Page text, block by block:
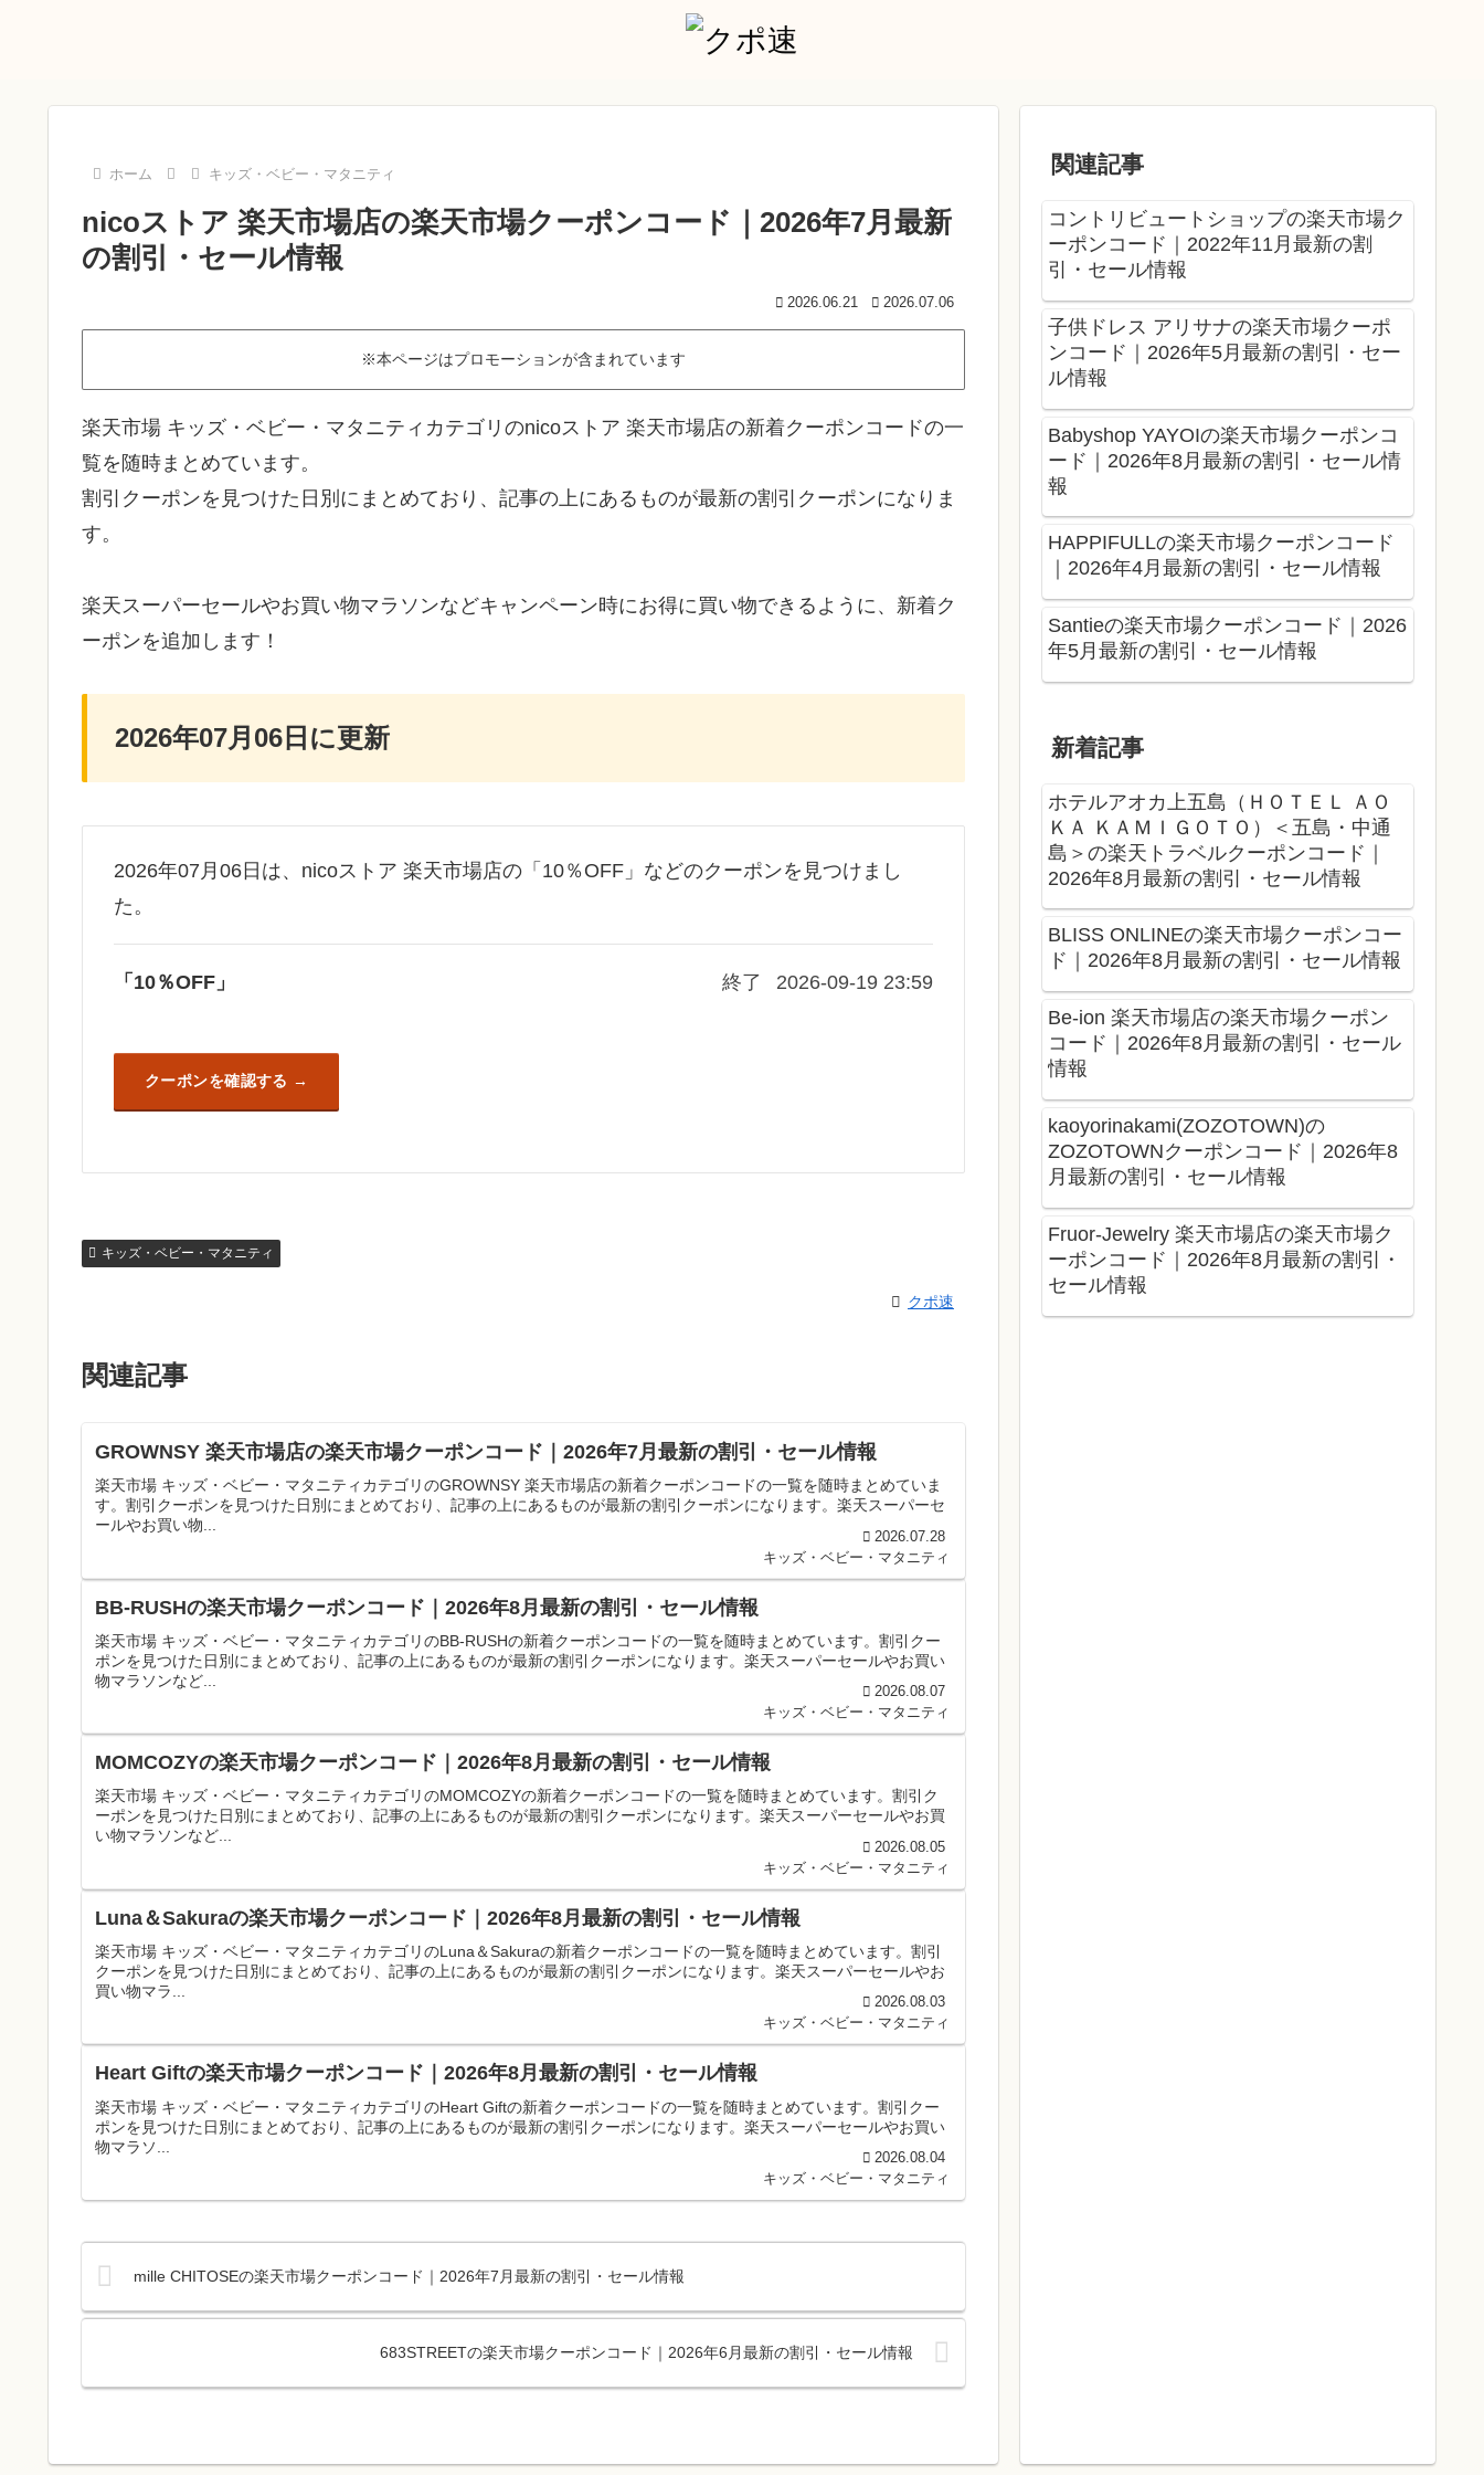
ホーム キッズ・ベビー・マタニティ
nicoストア 楽天市場店の楽天市場クーポンコード｜2026年7月最新
の割引・セール情報
2026.06.21 2026.07.06
※本ページはプロモーションが含まれています
楽天市場 キッズ・ベビー・マタニティカテゴリのnicoストア 楽天市場店の新着クーポンコードの一
覧を随時まとめています。
割引クーポンを見つけた日別にまとめており、記事の上にあるものが最新の割引クーポンになりま
す。
楽天スーパーセールやお買い物マラソンなどキャンペーン時にお得に買い物できるように、新着ク
ーポンを追加します！
2026年07月06日に更新
2026年07月06日は、nicoストア 楽天市場店の「10％OFF」などのクーポンを見つけまし
た。
「10％OFF」 終了 2026-09-19 23:59
クーポンを確認する
キッズ・ベビー・マタニティ
クポ速
関連記事
GROWNSY 楽天市場店の楽天市場クーポンコード｜2026年7月最新の割引・セール情報
楽天市場 キッズ・ベビー・マタニティカテゴリのGROWNSY 楽天市場店の新着クーポンコードの一覧を随時まとめていま
す。割引クーポンを見つけた日別にまとめており、記事の上にあるものが最新の割引クーポンになります。楽天スーパーセ
ールやお買い物...
2026.07.28
キッズ・ベビー・マタニティ
BB-RUSHの楽天市場クーポンコード｜2026年8月最新の割引・セール情報
楽天市場 キッズ・ベビー・マタニティカテゴリのBB-RUSHの新着クーポンコードの一覧を随時まとめています。割引クー
ポンを見つけた日別にまとめており、記事の上にあるものが最新の割引クーポンになります。楽天スーパーセールやお買い
物マラソンなど...
2026.08.07
キッズ・ベビー・マタニティ
MOMCOZYの楽天市場クーポンコード｜2026年8月最新の割引・セール情報
楽天市場 キッズ・ベビー・マタニティカテゴリのMOMCOZYの新着クーポンコードの一覧を随時まとめています。割引ク
ーポンを見つけた日別にまとめており、記事の上にあるものが最新の割引クーポンになります。楽天スーパーセールやお買
い物マラソンなど...
2026.08.05
キッズ・ベビー・マタニティ
Luna＆Sakuraの楽天市場クーポンコード｜2026年8月最新の割引・セール情報
楽天市場 キッズ・ベビー・マタニティカテゴリのLuna＆Sakuraの新着クーポンコードの一覧を随時まとめています。割引
クーポンを見つけた日別にまとめており、記事の上にあるものが最新の割引クーポンになります。楽天スーパーセールやお
買い物マラ...
2026.08.03
キッズ・ベビー・マタニティ
Heart Giftの楽天市場クーポンコード｜2026年8月最新の割引・セール情報
楽天市場 キッズ・ベビー・マタニティカテゴリのHeart Giftの新着クーポンコードの一覧を随時まとめています。割引クー
ポンを見つけた日別にまとめており、記事の上にあるものが最新の割引クーポンになります。楽天スーパーセールやお買い
物マラソ...
2026.08.04
キッズ・ベビー・マタニティ
mille CHITOSEの楽天市場クーポンコード｜2026年7月最新の割引・セール情報
683STREETの楽天市場クーポンコード｜2026年6月最新の割引・セール情報
関連記事
コントリビュートショップの楽天市場ク
ーポンコード｜2022年11月最新の割
引・セール情報
子供ドレス アリサナの楽天市場クーポ
ンコード｜2026年5月最新の割引・セー
ル情報
Babyshop YAYOIの楽天市場クーポンコ
ード｜2026年8月最新の割引・セール情
報
HAPPIFULLの楽天市場クーポンコード
｜2026年4月最新の割引・セール情報
Santieの楽天市場クーポンコード｜2026
年5月最新の割引・セール情報
新着記事
ホテルアオカ上五島（ＨＯＴＥＬ ＡＯ
ＫＡ ＫＡＭＩＧＯＴＯ）＜五島・中通
島＞の楽天トラベルクーポンコード｜
2026年8月最新の割引・セール情報
BLISS ONLINEの楽天市場クーポンコー
ド｜2026年8月最新の割引・セール情報
Be-ion 楽天市場店の楽天市場クーポン
コード｜2026年8月最新の割引・セール
情報
kaoyorinakami(ZOZOTOWN)の
ZOZOTOWNクーポンコード｜2026年8
月最新の割引・セール情報
Fruor-Jewelry 楽天市場店の楽天市場ク
ーポンコード｜2026年8月最新の割引・
セール情報